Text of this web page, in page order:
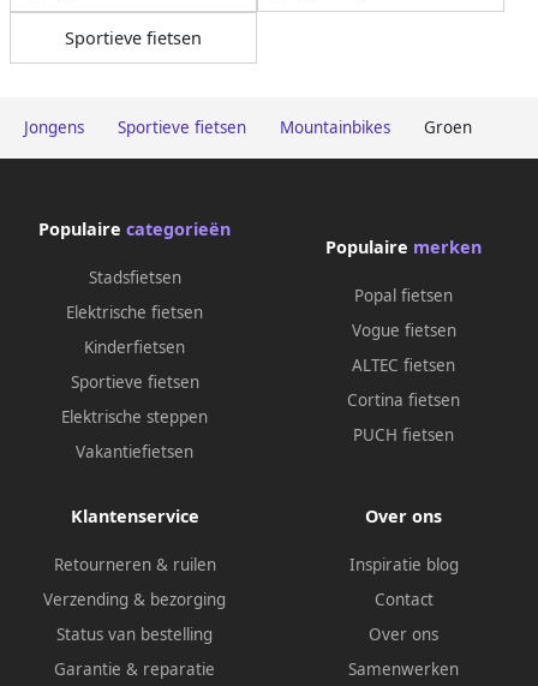
Jongens Sportieve fietsen Mountainbikes Groen
Sportieve fietsen
Populaire categorieën
Stadsfietsen
Elektrische fietsen
Kinderfietsen
Sportieve fietsen
Elektrische steppen
Vakantiefietsen
Populaire merken
Popal fietsen
Vogue fietsen
ALTEC fietsen
Cortina fietsen
PUCH fietsen
Klantenservice
Retourneren & ruilen
Verzending & bezorging
Status van bestelling
Garantie & reparatie
Over ons
Inspiratie blog
Contact
Over ons
Samenwerken